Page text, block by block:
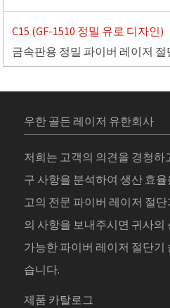
C15 (GF-1510 정밀 유로 디자인)
금속판용 정밀 파이버 레이저 절
우한 골든 레이저 유한회사
저희는 고객의 의견을 경청하
구 사항을 분석하여 생산 효
고의 전문 파이버 레이저 절
의 사항을 보내주시면 귀사의
가능한 파이버 레이저 절단기
습니다.
제품 카탈로그